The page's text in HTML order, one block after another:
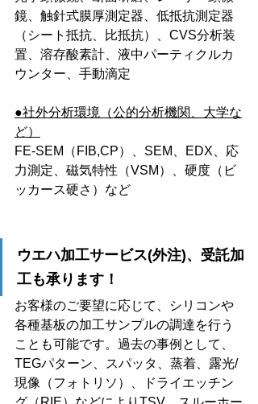
鏡、触針式膜厚測定器、低抵抗測定器
（シート抵抗、比抵抗）、CVS分析装
置、溶存酸素計、液中パーティクルカ
ウンター、手動滴定
●社外分析環境（公的分析機関、大学な
ど）
FE-SEM（FIB,CP）、SEM、EDX、応
力測定、磁気特性（VSM）、硬度（ビ
ッカース硬さ）など
ウエハ加工サービス(外注)、受託加
工も承ります！
お客様のご要望に応じて、シリコンや
各種基板の加工サンプルの調達を行う
ことも可能です。過去の事例として、
TEGパターン、スパッタ、蒸着、露光/
現像（フォトリソ）、ドライエッチン